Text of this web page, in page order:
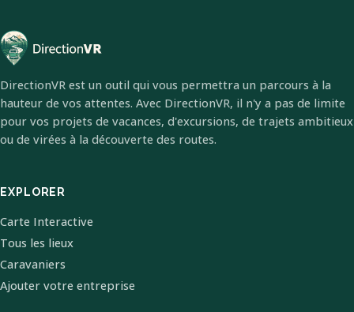
DirectionVR est un outil qui vous permettra un parcours à la
hauteur de vos attentes. Avec DirectionVR, il n'y a pas de limite
pour vos projets de vacances, d'excursions, de trajets ambitieux
ou de virées à la découverte des routes.
EXPLORER
Carte Interactive
Tous les lieux
Caravaniers
Ajouter votre entreprise